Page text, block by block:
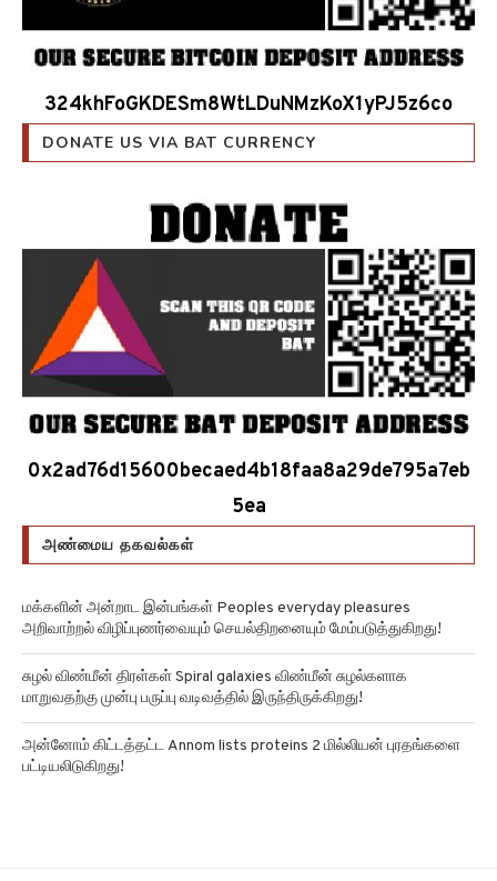
324khFoGKDESm8WtLDuNMzKoX1yPJ5z6co
DONATE US VIA BAT CURRENCY
0x2ad76d15600becaed4b18faa8a29de795a7eb
5ea
அண்மைய தகவல்கள்
மக்களின் அன்றாட இன்பங்கள் Peoples everyday pleasures
அறிவாற்றல் விழிப்புணர்வையும் செயல்திறனையும் மேம்படுத்துகிறது!
சுழல் விண்மீன் திரள்கள் Spiral galaxies விண்மீன் சுழல்களாக
மாறுவதற்கு முன்பு பருப்பு வடிவத்தில் இருந்திருக்கிறது!
அன்னோம் கிட்டத்தட்ட Annom lists proteins 2 மில்லியன் புரதங்களை
பட்டியலிடுகிறது!